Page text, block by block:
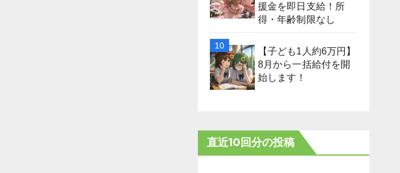
援金を即日支給！所
得・年齢制限なし
【子ども1人約6万円】
8月から一括給付を開
始します！
直近10回分の投稿